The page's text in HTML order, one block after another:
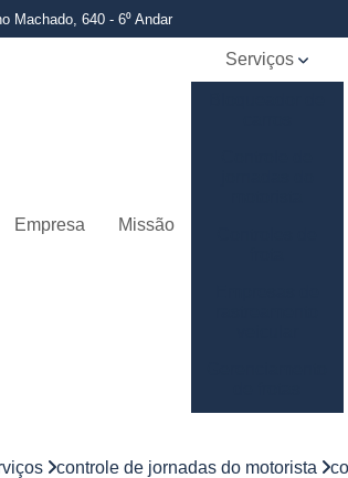
Machado, 640 - 6⁰ Andar
Empresa Missão
Serviços
controle de jornadas do motorista